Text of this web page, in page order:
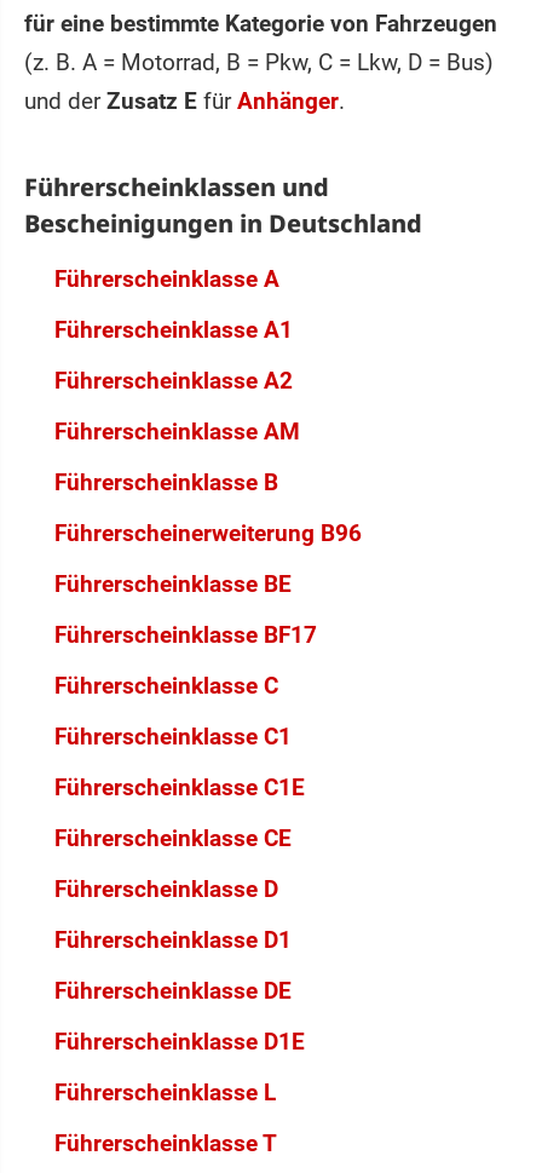
für eine bestimmte Kategorie von Fahrzeugen
(z. B. A = Motorrad, B = Pkw, C = Lkw, D = Bus)
und derZusatz E fürAnhänger.
Führerscheinklassen und
Bescheinigungen in Deutschland
Führerscheinklasse A
Führerscheinklasse A1
Führerscheinklasse A2
Führerscheinklasse AM
Führerscheinklasse B
Führerscheinerweiterung B96
Führerscheinklasse BE
Führerscheinklasse BF17
Führerscheinklasse C
Führerscheinklasse C1
Führerscheinklasse C1E
Führerscheinklasse CE
Führerscheinklasse D
Führerscheinklasse D1
Führerscheinklasse DE
Führerscheinklasse D1E
Führerscheinklasse L
Führerscheinklasse T